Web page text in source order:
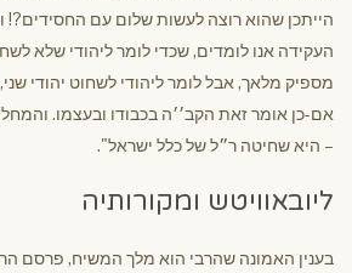
הייתכן שהוא רוצה לעשות שלום עם
העקידה אנו לומדים, שכדי לומר ליהודי שלא
מספיק מלאך, אבל לומר ליהודי לשחוט יהודי
אם-כן אומר זאת הקב׳׳ה בכבודו ובעצמו.
– היא שחיטה ר״ל של כלל ישראל".
ליובאוויטש ומקורותיה
בענין האמונה שהרבי הוא מלך המשיח, פרסם